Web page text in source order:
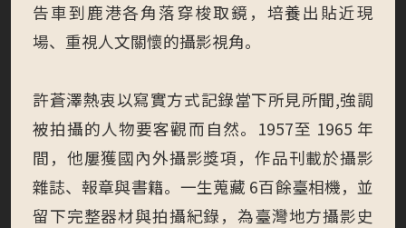
告車到鹿港各角落穿梭取鏡，培養出貼近現
場、重視人文關懷的攝影視角。
許蒼澤熱衷以寫實方式記錄當下所見所聞,強調
被拍攝的人物要客觀而自然。1957至 1965 年
間，他屢獲國內外攝影獎項，作品刊載於攝影
雜誌、報章與書籍。一生蒐藏 6百餘臺相機，並
留下完整器材與拍攝紀錄，為臺灣地方攝影史